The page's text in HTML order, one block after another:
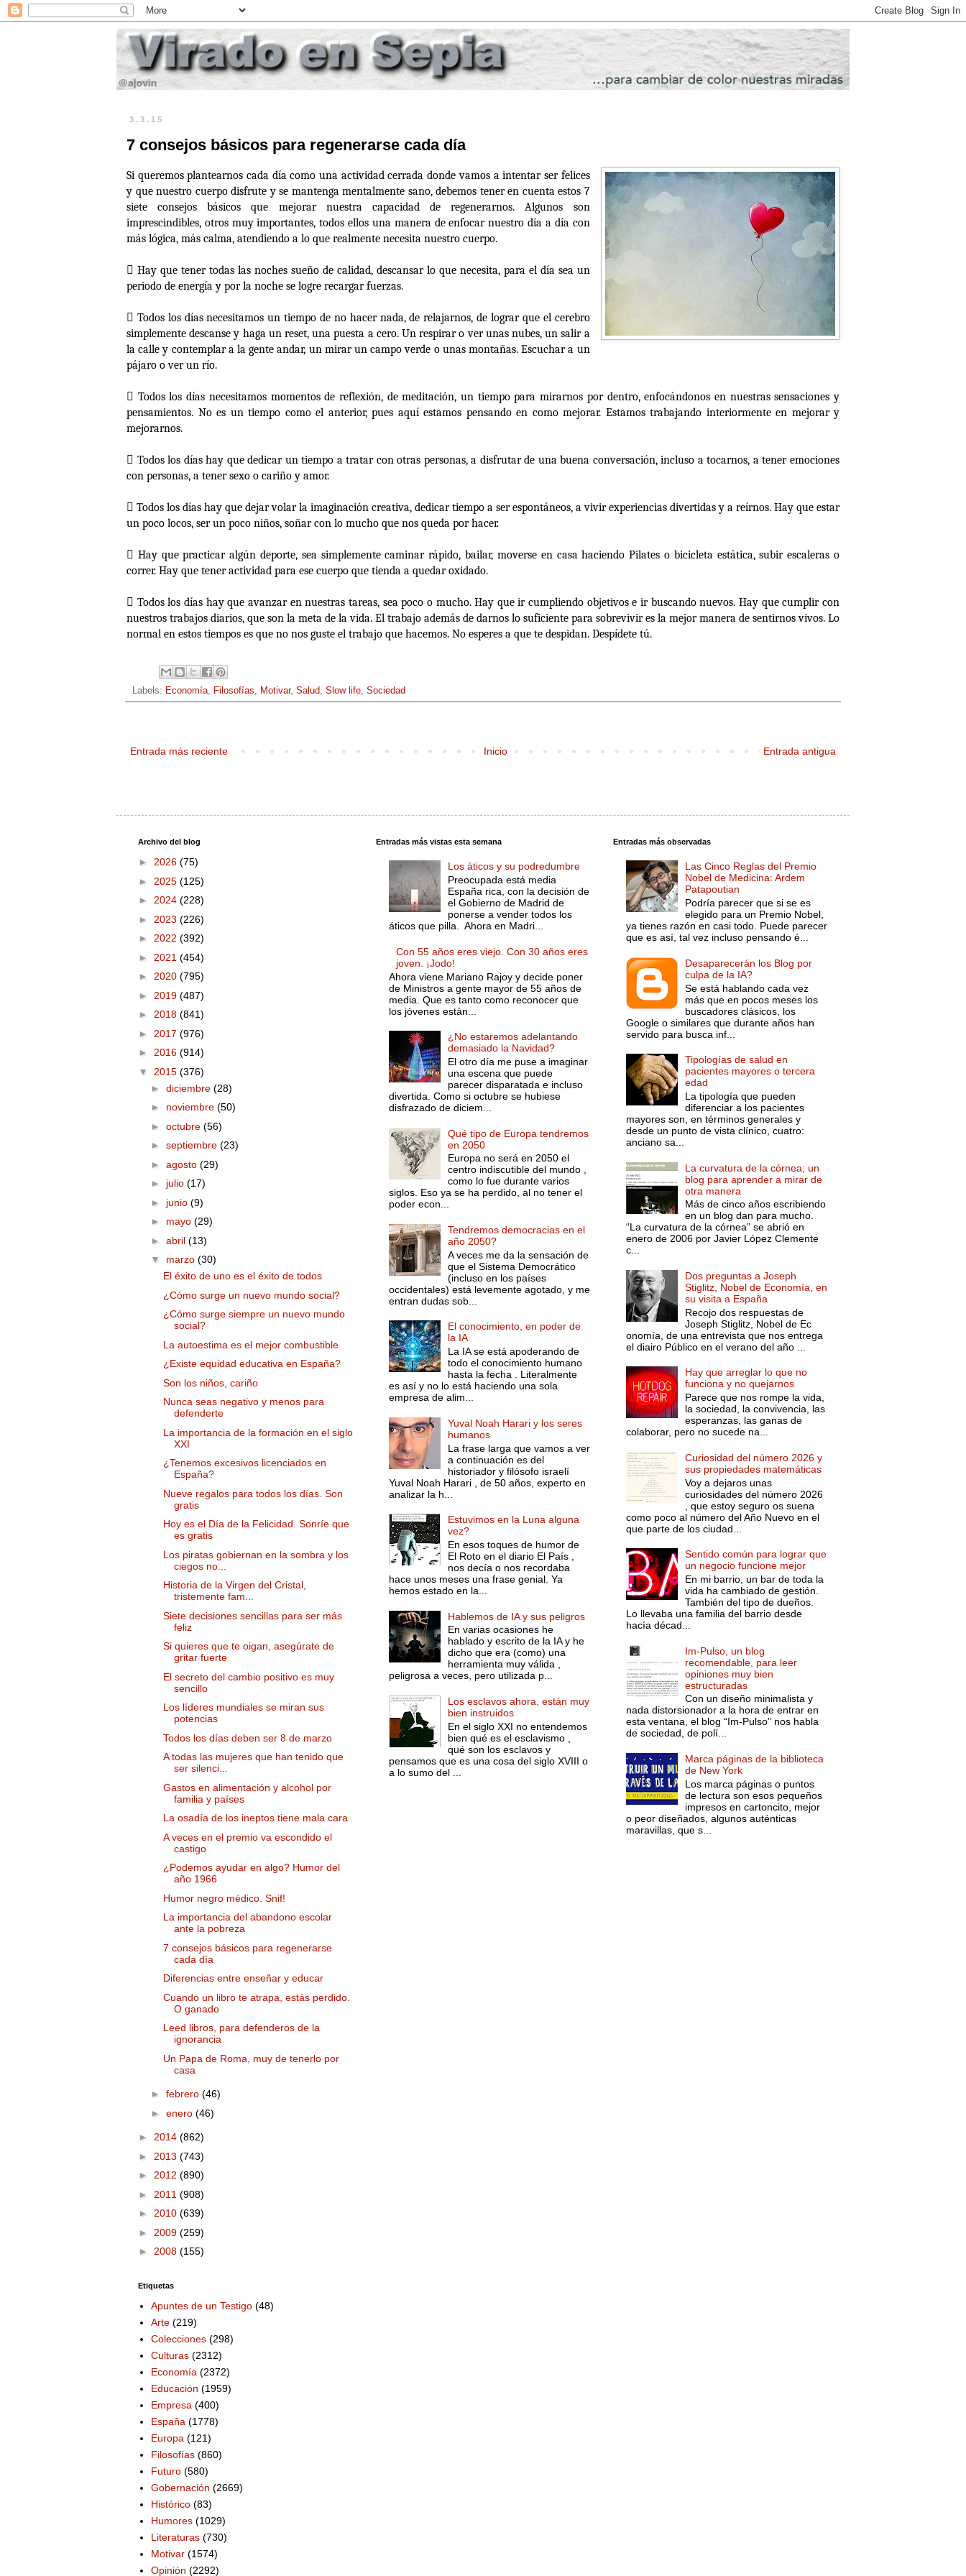
3.3.15
7 consejos básicos para regenerarse cada día
Si queremos plantearnos cada día como una actividad cerrada donde vamos a intentar ser felices
y que nuestro cuerpo disfrute y se mantenga mentalmente sano, debemos tener en cuenta estos 7
siete consejos básicos que mejorar nuestra capacidad de regenerarnos. Algunos son
imprescindibles, otros muy importantes, todos ellos una manera de enfocar nuestro día a día con
más lógica, más calma, atendiendo a lo que realmente necesita nuestro cuerpo.
 Hay que tener todas las noches sueño de calidad, descansar lo que necesita, para el día sea un
periodo de energía y por la noche se logre recargar fuerzas.
 Todos los días necesitamos un tiempo de no hacer nada, de relajarnos, de lograr que el cerebro
simplemente descanse y haga un reset, una puesta a cero. Un respirar o ver unas nubes, un salir a
la calle y contemplar a la gente andar, un mirar un campo verde o unas montañas. Escuchar a un
pájaro o ver un río.
 Todos los días necesitamos momentos de reflexión, de meditación, un tiempo para mirarnos por dentro, enfocándonos en nuestras sensaciones y
pensamientos. No es un tiempo como el anterior, pues aquí estamos pensando en como mejorar. Estamos trabajando interiormente en mejorar y
mejorarnos.
 Todos los días hay que dedicar un tiempo a tratar con otras personas, a disfrutar de una buena conversación, incluso a tocarnos, a tener emociones
con personas, a tener sexo o cariño y amor.
 Todos los días hay que dejar volar la imaginación creativa, dedicar tiempo a ser espontáneos, a vivir experiencias divertidas y a reírnos. Hay que estar
un poco locos, ser un poco niños, soñar con lo mucho que nos queda por hacer.
 Hay que practicar algún deporte, sea simplemente caminar rápido, bailar, moverse en casa haciendo Pilates o bicicleta estática, subir escaleras o
correr. Hay que tener actividad para ese cuerpo que tienda a quedar oxidado.
 Todos los días hay que avanzar en nuestras tareas, sea poco o mucho. Hay que ir cumpliendo objetivos e ir buscando nuevos. Hay que cumplir con
nuestros trabajos diarios, que son la meta de la vida. El trabajo además de darnos lo suficiente para sobrevivir es la mejor manera de sentirnos vivos. Lo
normal en estos tiempos es que no nos guste el trabajo que hacemos. No esperes a que te despidan. Despídete tú.
Labels: Economía Filosofías Motivar, Salud Slow life Sociedad
Entrada más reciente Entrada antigua
Inicio
Archivo del blog
► 2026 (75)
► 2025 (125)
► 2024 (228)
► 2023 (226)
► 2022 (392)
► 2021 (454)
► 2020 (795)
► 2019 (487)
► 2018 (841)
► 2017 (976)
► 2016 (914)
▼ 2015 (376)
► diciembre (28)
► noviembre (50)
► octubre (56)
► septiembre (23)
► agosto (29)
► julio (17)
► junio (9)
► mayo (29)
► abril (13)
▼ marzo (30)
El éxito de uno es el éxito de todos
¿Cómo surge un nuevo mundo social?
¿Cómo surge siempre un nuevo mundo
social?
La autoestima es el mejor combustible
¿Existe equidad educativa en España?
Son los niños, cariño
Nunca seas negativo y menos para
defenderte
La importancia de la formación en el siglo
XXI
¿Tenemos excesivos licenciados en
España?
Nueve regalos para todos los días. Son
gratis
Hoy es el Día de la Felicidad. Sonríe que
es gratis
Los piratas gobiernan en la sombra y los
ciegos no...
Historia de la Virgen del Cristal,
tristemente fam...
Siete decisiones sencillas para ser más
feliz
Si quieres que te oigan, asegúrate de
gritar fuerte
El secreto del cambio positivo es muy
sencillo
Los líderes mundiales se miran sus
potencias
Todos los días deben ser 8 de marzo
A todas las mujeres que han tenido que
ser silenci...
Gastos en alimentación y alcohol por
familia y países
La osadía de los ineptos tiene mala cara
A veces en el premio va escondido el
castigo
¿Podemos ayudar en algo? Humor del
año 1966
Humor negro médico. Snif!
La importancia del abandono escolar
ante la pobreza
7 consejos básicos para regenerarse
cada día
Diferencias entre enseñar y educar
Cuando un libro te atrapa, estás perdido.
O ganado
Leed libros, para defenderos de la
ignorancia
Un Papa de Roma, muy de tenerlo por
casa
► febrero (46)
► enero (46)
► 2014 (862)
► 2013 (743)
► 2012 (890)
► 2011 (908)
► 2010 (639)
► 2009 (259)
► 2008 (155)
Etiquetas
Apuntes de un Testigo (48)
Arte (219)
Colecciones (298)
Culturas (2312)
Economía (2372)
Educación (1959)
Empresa (400)
España (1778)
Europa (121)
Filosofías (860)
Futuro (580)
Gobernación (2669)
Histórico (83)
Humores (1029)
Literaturas (730)
Motivar (1574)
Opinión (2292)
Entradas más vistas esta semana
Los áticos y su podredumbre
Preocupada está media
España rica, con la decisión de
el Gobierno de Madrid de
ponerse a vender todos los
áticos que pilla. Ahora en Madri...
Con 55 años eres viejo. Con 30 años eres
joven. ¡Jodo!
Ahora viene Mariano Rajoy y decide poner
de Ministros a gente mayor de 55 años de
media. Que es tanto como reconocer que
los jóvenes están...
¿No estaremos adelantando
demasiado la Navidad?
El otro día me puse a imaginar
una escena que puede
parecer disparatada e incluso
divertida. Como si octubre se hubiese
disfrazado de diciem...
Qué tipo de Europa tendremos
en 2050
Europa no será en 2050 el
centro indiscutible del mundo ,
como lo fue durante varios
siglos. Eso ya se ha perdido, al no tener el
poder econ...
Tendremos democracias en el
año 2050?
A veces me da la sensación de
que el Sistema Democrático
(incluso en los países
occidentales) está levemente agotado, y me
entran dudas sob...
El conocimiento, en poder de
la IA
La IA se está apoderando de
todo el conocimiento humano
hasta la fecha . Literalmente
es así y no lo está haciendo una sola
empresa de alim...
Yuval Noah Harari y los seres
humanos
La frase larga que vamos a ver
a continuación es del
historiador y filósofo israelí
Yuval Noah Harari , de 50 años, experto en
analizar la h...
Estuvimos en la Luna alguna
vez?
En esos toques de humor de
El Roto en el diario El País ,
nos decía o nos recordaba
hace unos meses una frase genial. Ya
hemos estado en la...
Hablemos de IA y sus peligros
En varias ocasiones he
hablado y escrito de la IA y he
dicho que era (como) una
herramienta muy válida ,
peligrosa a veces, pero utilizada p...
Los esclavos ahora, están muy
bien instruidos
En el siglo XXI no entendemos
bien qué es el esclavismo ,
qué son los esclavos y
pensamos que es una cosa del siglo XVIII o
a lo sumo del ...
Entradas más observadas
Las Cinco Reglas del Premio
Nobel de Medicina: Ardem
Patapoutian
Podría parecer que si se es
elegido para un Premio Nobel,
ya tienes razón en casi todo. Puede parecer
que es así, tal vez incluso pensando é...
Desaparecerán los Blog por
culpa de la IA?
Se está hablando cada vez
más que en pocos meses los
buscadores clásicos, los
Google o similares que durante años han
servido para busca inf...
Tipologías de salud en
pacientes mayores o tercera
edad
La tipología que pueden
diferenciar a los pacientes
mayores son, en términos generales y
desde un punto de vista clínico, cuatro:
anciano sa...
La curvatura de la córnea; un
blog para aprender a mirar de
otra manera
Más de cinco años escribiendo
en un blog dan para mucho.
“La curvatura de la córnea” se abrió en
enero de 2006 por Javier López Clemente
c...
Dos preguntas a Joseph
Stiglitz, Nobel de Economía, en
su visita a España
Recojo dos respuestas de
Joseph Stiglitz, Nobel de Ec
onomía, de una entrevista que nos entrega
el diairo Público en el verano del año ...
Hay que arreglar lo que no
funciona y no quejarnos
Parece que nos rompe la vida,
la sociedad, la convivencia, las
esperanzas, las ganas de
colaborar, pero no sucede na...
Curiosidad del número 2026 y
sus propiedades matemáticas
Voy a dejaros unas
curiosidades del número 2026
, que estoy seguro os suena
como poco al número del Año Nuevo en el
que parte de los ciudad...
Sentido común para lograr que
un negocio funcione mejor
En mi barrio, un bar de toda la
vida ha cambiado de gestión.
También del tipo de dueños.
Lo llevaba una familia del barrio desde
hacía décad...
Im-Pulso, un blog
recomendable, para leer
opiniones muy bien
estructuradas
Con un diseño minimalista y
nada distorsionador a la hora de entrar en
esta ventana, el blog “Im-Pulso” nos habla
de sociedad, de polí...
Marca páginas de la biblioteca
de New York
Los marca páginas o puntos
de lectura son esos pequeños
impresos en cartoncito, mejor
o peor diseñados, algunos auténticas
maravillas, que s...